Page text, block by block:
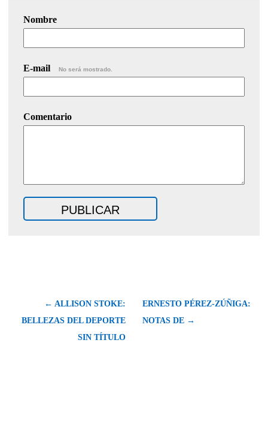
Nombre
E-mail No será mostrado.
Comentario
← ALLISON STOKE:
BELLEZAS DEL DEPORTE
SIN TÍTULO
ERNESTO PÉREZ-ZÚÑIGA:
NOTAS DE →